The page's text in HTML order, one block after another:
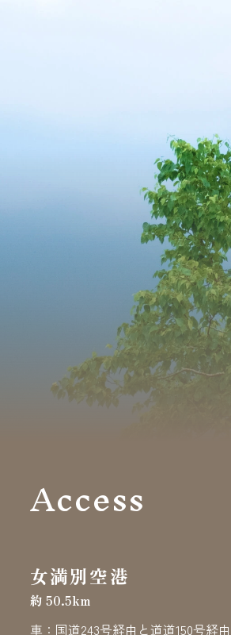
Access
女満別空港
約 50.5km
車：国道243号経由と道道150号経